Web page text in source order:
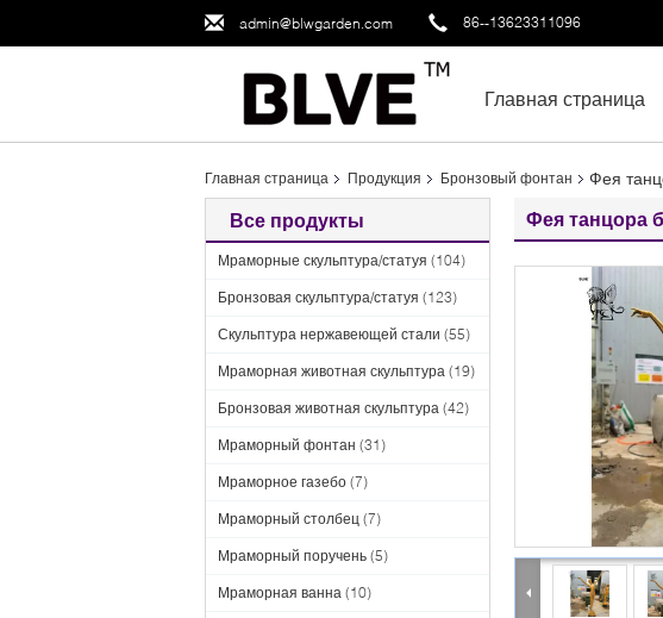
admin@blwgarden.com 86--13623311096
Главная страница
Главная страница Продукция Бронзовый фонтан Фея
Все продукты
Мраморные скульптура/статуя (104)
Бронзовая скульптура/статуя (123)
Скульптура нержавеющей стали (55)
Мраморная животная скульптура (19)
Бронзовая животная скульптура (42)
Мраморный фонтан (31)
Мраморное газебо (7)
Мраморный столбец (7)
Мраморный поручень (5)
Мраморная ванна (10)
Фея танцора